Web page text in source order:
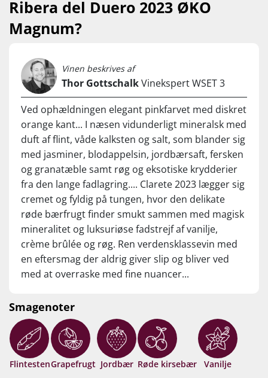
Ribera del Duero 2023 ØKO
Magnum?
Vinen beskrives af
Thor GottschalkVinekspert WSET 3
Ved ophældningen elegant pinkfarvet med diskret
orange kant... I næsen vidunderligt mineralsk med
duft af flint, våde kalksten og salt, som blander sig
med jasminer, blodappelsin, jordbærsaft, fersken
og granatæble samt røg og eksotiske krydderier
fra den lange fadlagring.... Clarete 2023 lægger sig
cremet og fyldig på tungen, hvor den delikate
røde bærfrugt finder smukt sammen med magisk
mineralitet og luksuriøse fadstrejf af vanilje,
crème brûlée og røg. Ren verdensklassevin med
en eftersmag der aldrig giver slip og bliver ved
med at overraske med fine nuancer...
Smagenoter
FlintestenGrapefrugt Jordbær Røde kirsebær Vanilje